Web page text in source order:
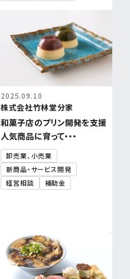
2025.09.10
株式会社竹林堂分家
和菓子店のプリン開発を支援
人気商品に育って・・・
卸売業、小売業
新商品・サービス開発
経営相談
補助金